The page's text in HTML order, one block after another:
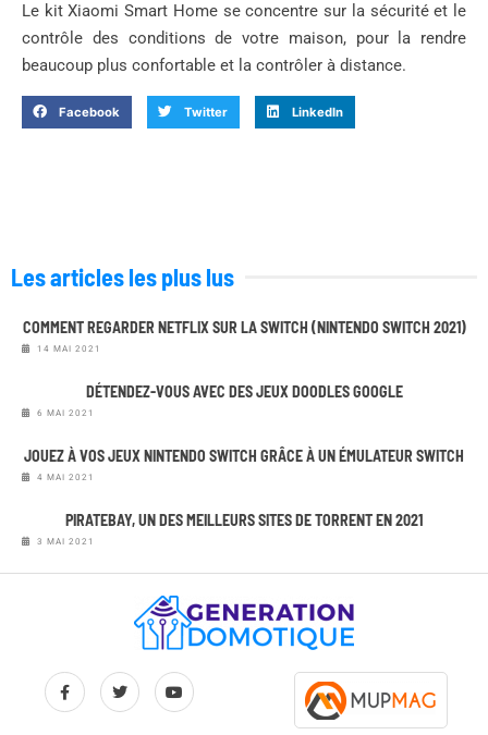
Le kit Xiaomi Smart Home se concentre sur la sécurité et le
contrôle des conditions de votre maison, pour la rendre
beaucoup plus confortable et la contrôler à distance.
Facebook Twitter LinkedIn
Les articles les plus lus
COMMENT REGARDER NETFLIX SUR LA SWITCH (NINTENDO SWITCH 2021)
14 MAI 2021
DÉTENDEZ-VOUS AVEC DES JEUX DOODLES GOOGLE
6 MAI 2021
JOUEZ À VOS JEUX NINTENDO SWITCH GRÂCE À UN ÉMULATEUR SWITCH
4 MAI 2021
PIRATEBAY, UN DES MEILLEURS SITES DE TORRENT EN 2021
3 MAI 2021